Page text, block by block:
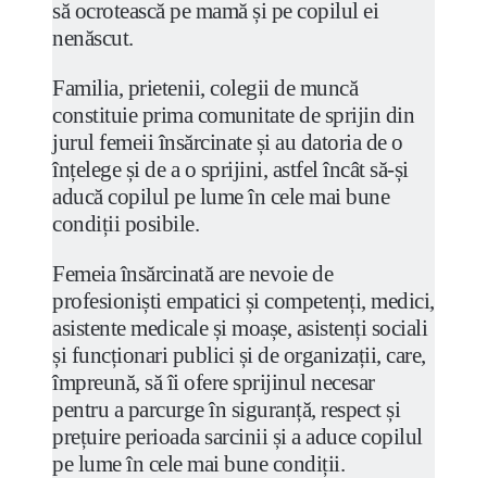
să ocrotească pe mamă și pe copilul ei
nenăscut.
Familia, prietenii, colegii de muncă
constituie prima comunitate de sprijin din
jurul femeii însărcinate și au datoria de o
înțelege și de a o sprijini, astfel încât să-și
aducă copilul pe lume în cele mai bune
condiții posibile.
Femeia însărcinată are nevoie de
profesioniști empatici și competenți, medici,
asistente medicale și moașe, asistenți sociali
și funcționari publici și de organizații, care,
împreună, să îi ofere sprijinul necesar
pentru a parcurge în siguranță, respect și
prețuire perioada sarcinii și a aduce copilul
pe lume în cele mai bune condiții.